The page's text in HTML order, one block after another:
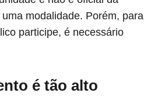
modalidade. Porém, para
participe, é necessário
é tão alto